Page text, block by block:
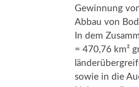
Gewinnung
Abbau von
In dem
= 470,76 km²
sowie in die